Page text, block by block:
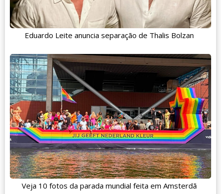
Eduardo Leite anuncia separação de Thalis Bolzan
Veja 10 fotos da parada mundial feita em Amsterdã